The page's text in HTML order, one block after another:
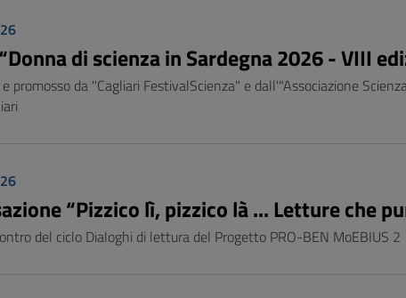
di scienza in Sardegna 2026 - VIII
promosso da "Cagliari FestivalScienza" e dall'"Associazione
“Pizzico lì, pizzico là ... Letture che
del ciclo Dialoghi di lettura del Progetto PRO-BEN MoEBIUS 2